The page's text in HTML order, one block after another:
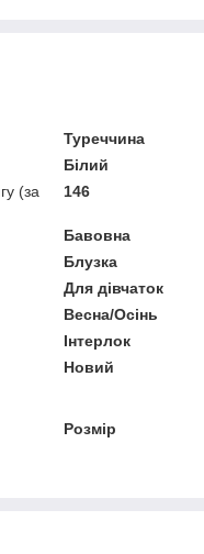
Туреччина
Білий
(за
146
Бавовна
Блузка
Для дівчаток
Весна/Осінь
Інтерлок
Новий
Розмір